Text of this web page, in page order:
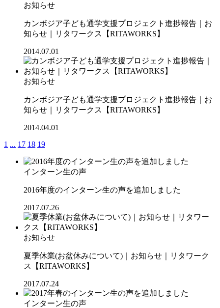
お知らせ
カンボジア子ども通学支援プロジェクト進捗報告｜お
知らせ｜リタワークス【RITAWORKS】
2014.07.01
お知らせ
カンボジア子ども通学支援プロジェクト進捗報告｜お
知らせ｜リタワークス【RITAWORKS】
2014.04.01
1 ... 17 18 19
インターン生の声
2016年度のインターン生の声を追加しました
2017.07.26
お知らせ
夏季休業(お盆休みについて)｜お知らせ｜リタワーク
ス【RITAWORKS】
2017.07.24
インターン生の声